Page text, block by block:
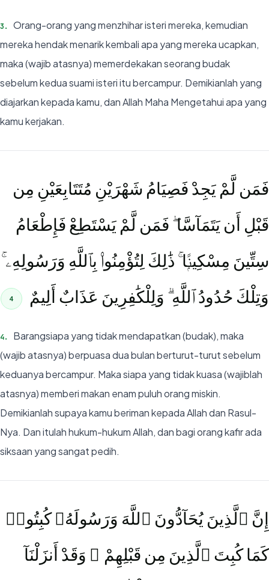
3.
Orang-orang yang menzhihar isteri mereka, kemudian
mereka hendak menarik kembali apa yang mereka ucapkan,
maka (wajib atasnya) memerdekakan seorang budak
sebelum kedua suami isteri itu bercampur. Demikianlah yang
diajarkan kepada kamu, dan Allah Maha Mengetahui apa yang
kamu kerjakan.
فَمَن لَّمْ يَجِدْ فَصِيَامُ شَهْرَيْنِ مُتَتَابِعَيْنِ مِن
قَبْلِ أَن يَتَمَآسَّا ۖ فَمَن لَّمْ يَسْتَطِعْ فَإِطْعَامُ
سِتِّينَ مِسْكِينًۭا ۚ ذَٰلِكَ لِتُؤْمِنُوا۟ بِٱللَّهِ وَرَسُولِهِۦ ۚ
وَتِلْكَ حُدُودُ ٱللَّهِ ۗ وَلِلْكَٰفِرِينَ عَذَابٌ أَلِيمٌ
4
4.
Barangsiapa yang tidak mendapatkan (budak), maka
(wajib atasnya) berpuasa dua bulan berturut-turut sebelum
keduanya bercampur. Maka siapa yang tidak kuasa (wajiblah
atasnya) memberi makan enam puluh orang miskin.
Demikianlah supaya kamu beriman kepada Allah dan Rasul-
Nya. Dan itulah hukum-hukum Allah, dan bagi orang kafir ada
siksaan yang sangat pedih.
إِنَّ ٱلَّذِينَ يُحَآدُّونَ ٱللَّهَ وَرَسُولَهُۥ كُبِتُوا۟
كَمَا كُبِتَ ٱلَّذِينَ مِن قَبْلِهِمْ ۚ وَقَدْ أَنزَلْنَآ